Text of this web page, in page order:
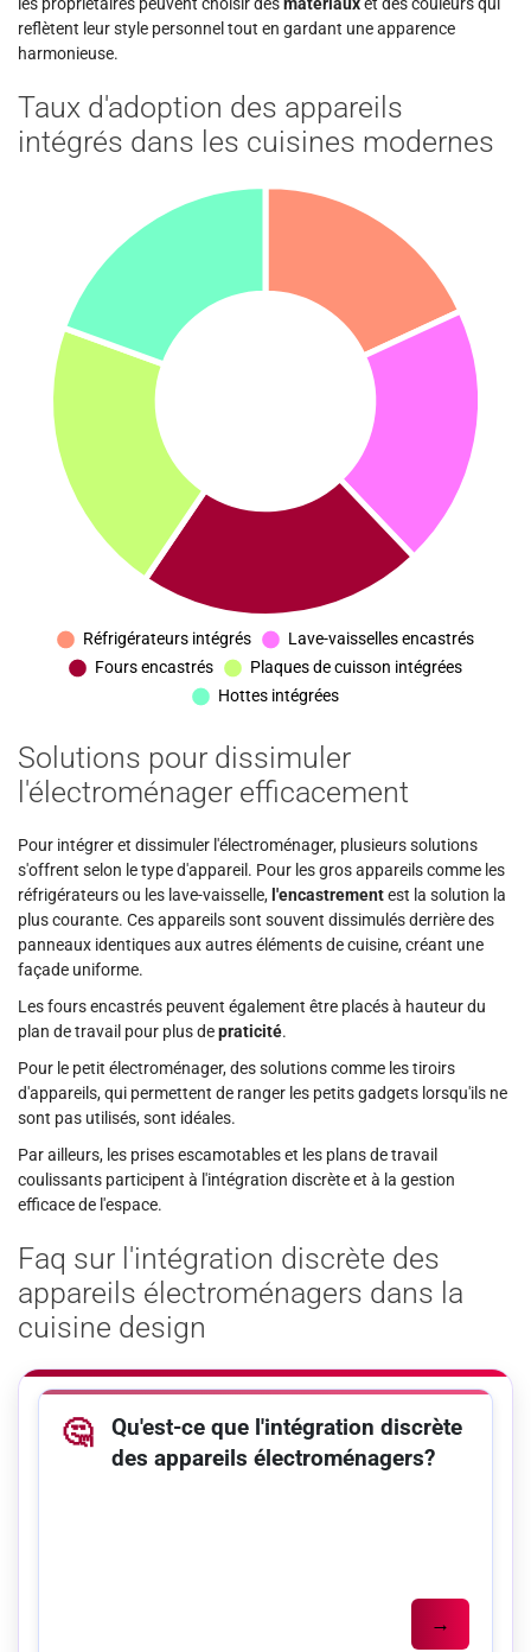
les propriétaires peuvent choisir des matériauxet des couleurs qui
reflètent leur style personnel tout en gardant une apparence
harmonieuse.
Taux d'adoption des appareils
intégrés dans les cuisines modernes
Solutions pour dissimuler
l'électroménager efficacement
Pour intégrer et dissimuler l'électroménager, plusieurs solutions
s'offrent selon le type d'appareil. Pour les gros appareils comme les
réfrigérateurs ou les lave-vaisselle, l'encastrementest la solution la
plus courante. Ces appareils sont souvent dissimulés derrière des
panneaux identiques aux autres éléments de cuisine, créant une
façade uniforme.
Les fours encastrés peuvent également être placés à hauteur du
plan de travail pour plus depraticité.
Pour le petit électroménager, des solutions comme les tiroirs
d'appareils, qui permettent de ranger les petits gadgets lorsqu'ils ne
sont pas utilisés, sont idéales.
Par ailleurs, les prises escamotables et les plans de travail
coulissants participent à l'intégration discrète et à la gestion
efficace de l'espace.
Faq sur l'intégration discrète des
appareils électroménagers dans la
cuisine design
🤔
Qu'est-ce que l'intégration discrète
des appareils électroménagers?
→